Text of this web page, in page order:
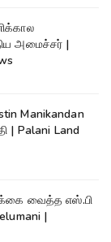
அமைச்சர் |
Manikandan
| Palani Land
வைத்த எஸ்.பி